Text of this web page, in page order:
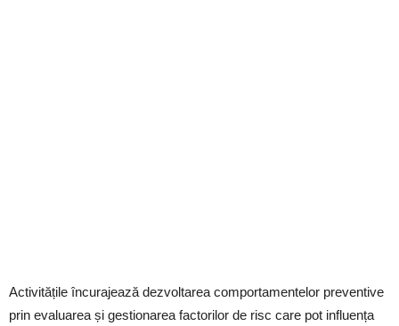
Activitățile încurajează dezvoltarea comportamentelor preventive
prin evaluarea și gestionarea factorilor de risc care pot influența